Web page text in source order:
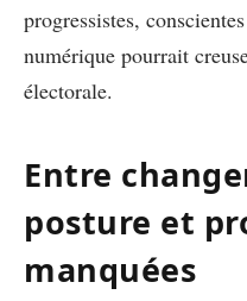
progressistes,
numérique pourrait
électorale.
Entre
posture et
manquées